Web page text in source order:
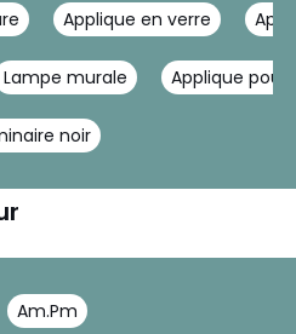
Applique en verre
Lampe murale Applique pour
noir
Am.Pm